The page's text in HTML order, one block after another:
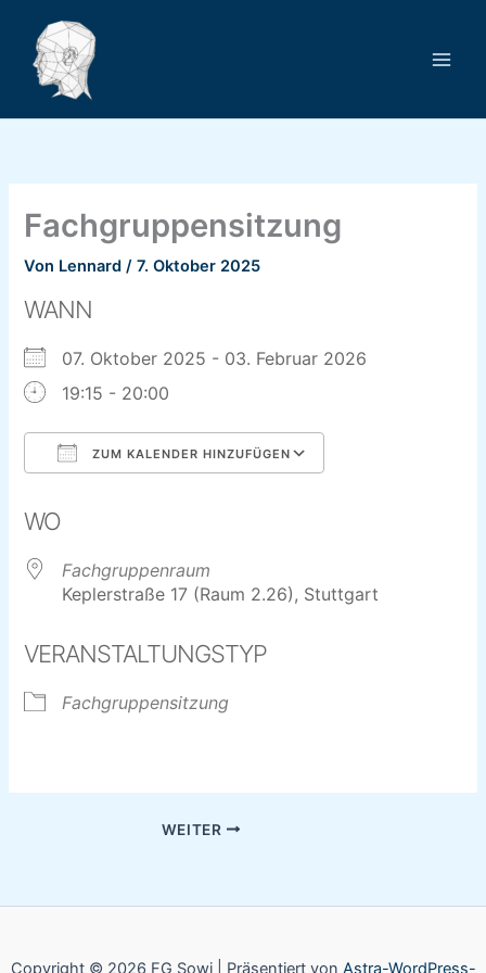
Inhalt
springen
Fachgruppensitzung
Von Lennard/7. Oktober 2025
WANN
07. Oktober 2025 - 03. Februar 2026
19:15 - 20:00
ZUM KALENDER HINZUFÜGEN
WO
Fachgruppenraum
Keplerstraße 17 (Raum 2.26), Stuttgart
VERANSTALTUNGSTYP
Fachgruppensitzung
WEITER
Copyright © 2026 FG Sowi | Präsentiert von Astra-WordPress-